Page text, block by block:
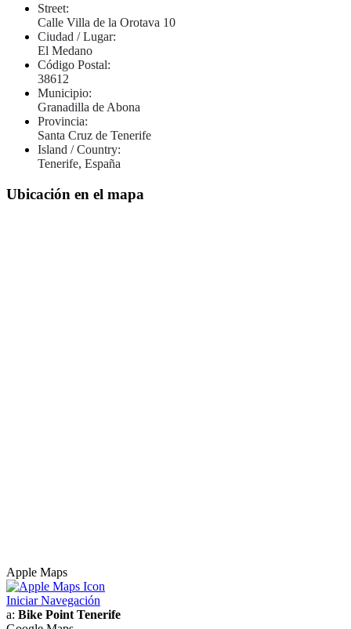
Street:
Calle Villa de la Orotava 10
Ciudad / Lugar:
El Medano
Código Postal:
38612
Municipio:
Granadilla de Abona
Provincia:
Santa Cruz de Tenerife
Island / Country:
Tenerife, España
Ubicación en el mapa
Apple Maps
Iniciar Navegación
a: Bike Point Tenerife